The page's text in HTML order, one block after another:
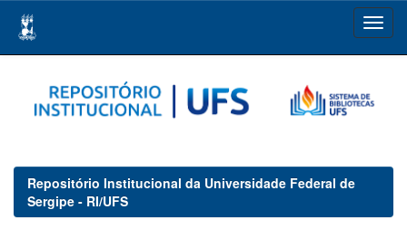
navigation
Repositório Institucional da Universidade Federal de
Sergipe - RI/UFS